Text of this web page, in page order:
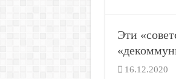
Эти
16.12.2020